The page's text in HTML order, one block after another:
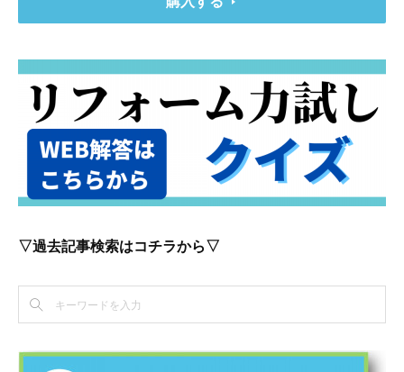
▽過去記事検索はコチラから▽